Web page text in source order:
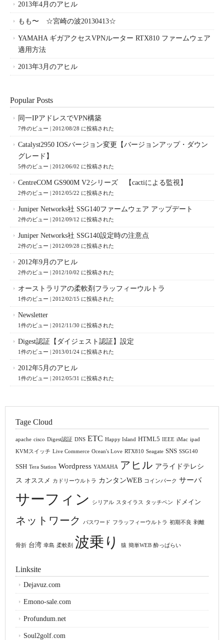
2013年4月のアヒル
もも〜 ☆宮崎の波20130413☆
YAMAHA ギガアクセスVPNルーター RTX810 ファームウェア
適用方法
2013年3月のアヒル
Popular Posts
同一IPアドレスでVPN構築
7件のビュー | 2012/08/28 に投稿された
Catalyst2950 IOSバージョン変更【バージョンアップ・ダウン
グレード】
5件のビュー | 2012/06/02 に投稿された
CentreCOM GS900M V2シリーズ 【cactiによる監視】
2件のビュー | 2012/05/22 に投稿された
Juniper Networks社 SSG140ファームウェア アップデート
2件のビュー | 2012/09/12 に投稿された
Juniper Networks社 SSG140設定時の注意点
2件のビュー | 2012/09/28 に投稿された
2012年9月のアヒル
2件のビュー | 2012/10/02 に投稿された
オーストラリアの柔軟剤フラッフィーウルトラ
1件のビュー | 2012/02/15 に投稿された
Newsletter
1件のビュー | 2012/11/30 に投稿された
Digest認証【ダイジェスト認証】設定
1件のビュー | 2013/01/24 に投稿された
2012年5月のアヒル
1件のビュー | 2012/05/31 に投稿された
Tage Cloud
apache cisco Digest認証 DNS ETC Happy Island HTML5 IEEE iMac ipad
KVMスイッチ Live Commerce Ocean's Love RTX810 Seagate SNS SSG140
SSH Tera Station Wordpress YAMAHA アヒル アライドテレシ
ス オススメ カドリーウルトラ カンタンWEB コインパーク サーバ
サーフィン シリアル スタイラス タッチペン ドメイン
ネットワーク パスワード フラッフィーウルトラ 初期不良 剥離
骨折 台湾 幸島 柔軟剤 波乗り 猿 簡単WEB 酔っぱらい
Linksite
Dejavuz.com
Emono-sale.com
Profundum.net
Soul2golf.com